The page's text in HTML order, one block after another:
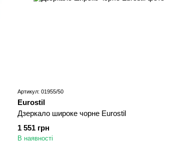
Артикул: 01955/50
Eurostil
Дзеркало широке чорне Eurostil
1 551 грн
В наявності